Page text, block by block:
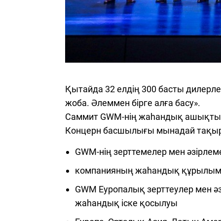
Қытайда 32 елдің 300 басты
жоба. Әлеммен бірге алға басу».
Саммит GWM-нің жаһандық
Концерн басшылығы мынадай
GWM-нің зерттемелер мен
компанияның жаһандық
️GWM Еуропалық зерттеулер мен
жаһандық іске қосылуы